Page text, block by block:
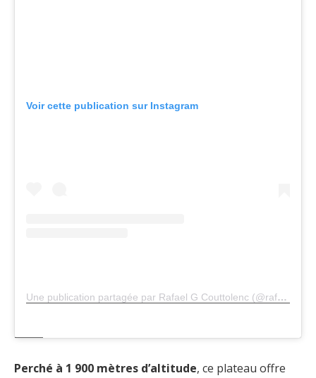
Voir cette publication sur Instagram
Une publication partagée par Rafael G Couttolenc (@rafa_traveler)
Perché à 1 900 mètres d’altitude, ce plateau offre